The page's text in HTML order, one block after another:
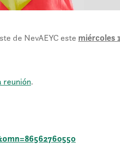
de NevAEYC este miércoles
reunión.